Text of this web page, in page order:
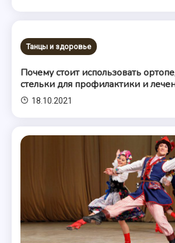
Танцы и здоровье
Почему стоит использовать
стельки для профилактики и
18.10.2021